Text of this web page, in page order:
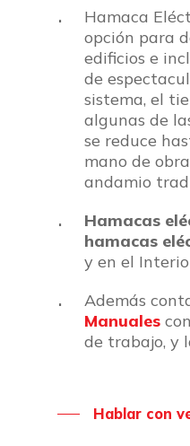
Hamaca
opción para
edificios e
de
sistema, el
algunas de
se reduce
mano de
andamio
Hamacas
hamacas
y en el
Además
Manuales
de trabajo, y
Hablar con